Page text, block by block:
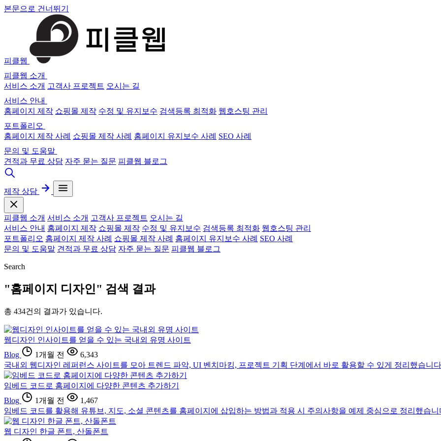
본문으로 건너뛰기
피클웹
피클웹 소개
서비스 소개 고객사 프로젝트 오시는 길
서비스 안내
홈페이지 제작 쇼핑몰 제작 수정 및 유지보수 검색등록 최적화 웹호스팅 관리
포트폴리오
홈페이지 제작 사례 쇼핑몰 제작 사례 홈페이지 유지보수 사례 SEO 사례
문의 및 도움말
견적과 무료 상담 자주 묻는 질문 피클웹 블로그
제작 상담
피클웹 소개 서비스 소개 고객사 프로젝트 오시는 길
서비스 안내 홈페이지 제작 쇼핑몰 제작 수정 및 유지보수 검색등록 최적화 웹호스팅 관리
포트폴리오 홈페이지 제작 사례 쇼핑몰 제작 사례 홈페이지 유지보수 사례 SEO 사례
문의 및 도움말 견적과 무료 상담 자주 묻는 질문 피클웹 블로그
Search
"홈페이지 디자인" 검색 결과
총 434건의 결과가 있습니다.
웹디자인 인사이트를 얻을 수 있는 국내외 유명 사이트
Blog
1개월 전
6,343
국내외 웹디자인 레퍼런스 사이트를 모아 트렌드 파악, UI 벤치마킹, 프로젝트 기획 단계에서 바로 활용할 수 있게 정리했습니
임베드 코드로 홈페이지에 다양한 콘텐츠 추가하기
Blog
1개월 전
1,467
임베드 코드를 활용해 유튜브, 지도, 소셜 콘텐츠를 홈페이지에 삽입하는 방법과 적용 시 주의사항을 예제 중심으로 정리했습니
웹 디자인 한글 폰트, 산돌폰트